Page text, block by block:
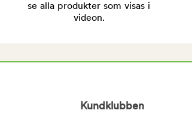
se alla produkter som visas i
videon.
Kundklubben